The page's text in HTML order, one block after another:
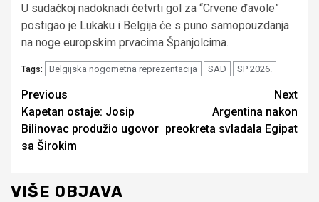
U sudačkoj nadoknadi četvrti gol za “Crvene đavole”
postigao je Lukaku i Belgija će s puno samopouzdanja
na noge europskim prvacima Španjolcima.
Tags: Belgijska nogometna reprezentacija SAD SP 2026.
Continue
Reading
Previous
Kapetan ostaje: Josip
Bilinovac produžio ugovor
sa Širokim
Next
Argentina nakon
preokreta svladala Egipat
VIŠE OBJAVA